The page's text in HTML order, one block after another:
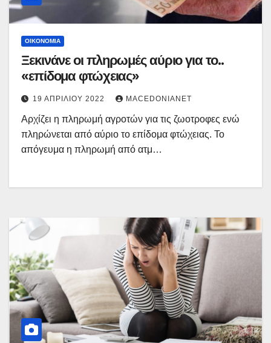
ΟΙΚΟΝΟΜΊΑ
Ξεκινάνε οι πληρωμές αύριο για το..
«επίδομα φτώχειας»
19 ΑΠΡΙΛΊΟΥ 2022 MACEDONIANET
Αρχίζει η πληρωμή αγροτών για τις ζωοτροφες ενώ
πληρώνεται από αύριο το επίδομα φτώχειας. Το
απόγευμα η πληρωμή από ατμ…